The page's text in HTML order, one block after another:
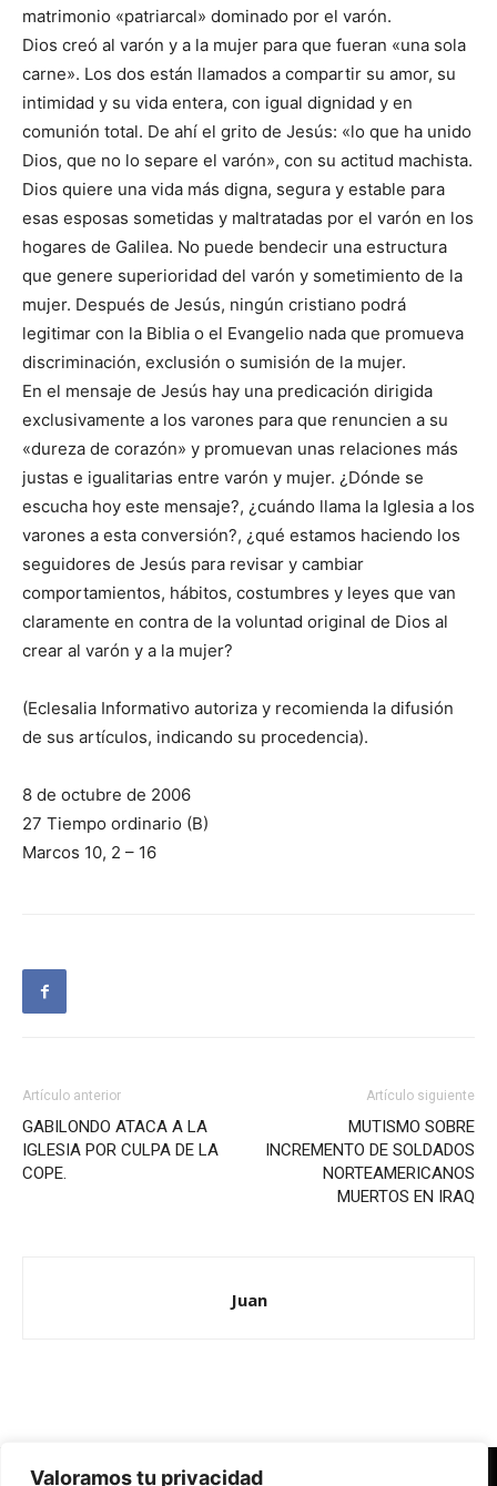
Valoramos tu privacidad
matrimonio «patriarcal» dominado por el varón.
Dios creó al varón y a la mujer para que fueran «una sola
carne». Los dos están llamados a compartir su amor, su
intimidad y su vida entera, con igual dignidad y en
comunión total. De ahí el grito de Jesús: «lo que ha unido
Dios, que no lo separe el varón», con su actitud machista.
Dios quiere una vida más digna, segura y estable para
esas esposas sometidas y maltratadas por el varón en los
hogares de Galilea. No puede bendecir una estructura
que genere superioridad del varón y sometimiento de la
mujer. Después de Jesús, ningún cristiano podrá
legitimar con la Biblia o el Evangelio nada que promueva
discriminación, exclusión o sumisión de la mujer.
En el mensaje de Jesús hay una predicación dirigida
exclusivamente a los varones para que renuncien a su
«dureza de corazón» y promuevan unas relaciones más
justas e igualitarias entre varón y mujer. ¿Dónde se
escucha hoy este mensaje?, ¿cuándo llama la Iglesia a los
varones a esta conversión?, ¿qué estamos haciendo los
seguidores de Jesús para revisar y cambiar
comportamientos, hábitos, costumbres y leyes que van
claramente en contra de la voluntad original de Dios al
crear al varón y a la mujer?
(Eclesalia Informativo autoriza y recomienda la difusión
de sus artículos, indicando su procedencia).
8 de octubre de 2006
27 Tiempo ordinario (B)
Marcos 10, 2 – 16
Artículo anterior
GABILONDO ATACA A LA
IGLESIA POR CULPA DE LA
COPE.
Artículo siguiente
MUTISMO SOBRE
INCREMENTO DE SOLDADOS
NORTEAMERICANOS
MUERTOS EN IRAQ
Juan